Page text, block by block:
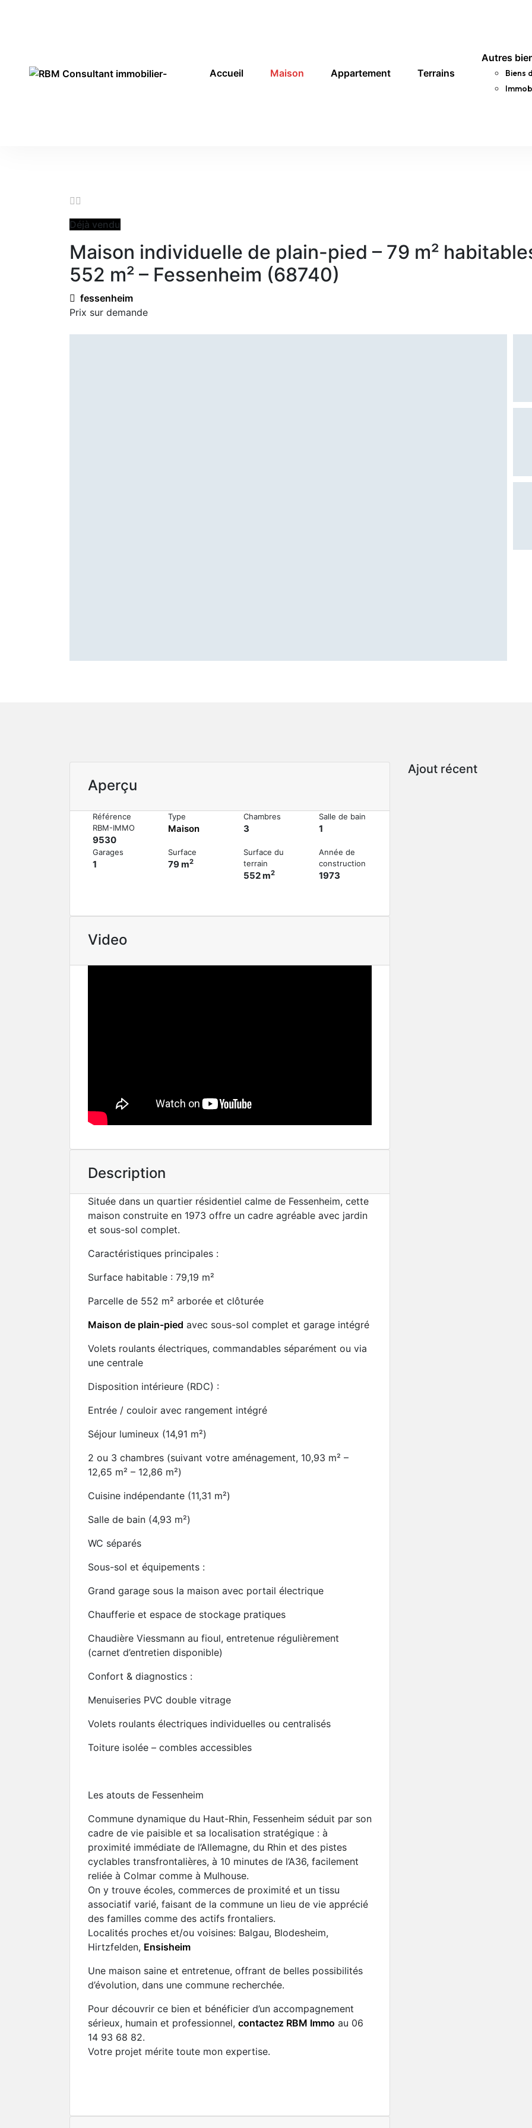
Accueil Maison Appartement Terrains
Autres
Biens
Déjà vendu
Maison individuelle de plain-pied – 79 m²
552 m² – Fessenheim (68740)
fessenheim
Prix sur demande
Aperçu
Référence
RBM-IMMO
9530
Type
Maison
Chambres
3
Salle de bain
1
Garages
1
Surface
79 m2
Surface du
terrain
552 m2
Année de
construction
1973
Video
Description
Située dans un quartier résidentiel calme de Fessenheim, cette
maison construite en 1973 offre un cadre agréable avec jardin
et sous-sol complet.
Caractéristiques principales :
Surface habitable : 79,19 m²
Parcelle de 552 m² arborée et clôturée
Maison de plain-pied avec sous-sol complet et garage intégré
Volets roulants électriques, commandables séparément ou via
une centrale
Disposition intérieure (RDC) :
Entrée / couloir avec rangement intégré
Séjour lumineux (14,91 m²)
2 ou 3 chambres (suivant votre aménagement, 10,93 m² –
12,65 m² – 12,86 m²)
Cuisine indépendante (11,31 m²)
Salle de bain (4,93 m²)
WC séparés
Sous-sol et équipements :
Grand garage sous la maison avec portail électrique
Chaufferie et espace de stockage pratiques
Chaudière Viessmann au fioul, entretenue régulièrement
(carnet d’entretien disponible)
Confort & diagnostics :
Menuiseries PVC double vitrage
Volets roulants électriques individuelles ou centralisés
Toiture isolée – combles accessibles
Les atouts de Fessenheim
Commune dynamique du Haut-Rhin, Fessenheim séduit par son
cadre de vie paisible et sa localisation stratégique : à
proximité immédiate de l’Allemagne, du Rhin et des pistes
cyclables transfrontalières, à 10 minutes de l’A36, facilement
reliée à Colmar comme à Mulhouse.
On y trouve écoles, commerces de proximité et un tissu
associatif varié, faisant de la commune un lieu de vie apprécié
des familles comme des actifs frontaliers.
Localités proches et/ou voisines: Balgau, Blodesheim,
Hirtzfelden, Ensisheim
Une maison saine et entretenue, offrant de belles possibilités
d’évolution, dans une commune recherchée.
Pour découvrir ce bien et bénéficier d’un accompagnement
sérieux, humain et professionnel, contactez RBM Immo au 06
14 93 68 82.
Votre projet mérite toute mon expertise.
Ajout récent